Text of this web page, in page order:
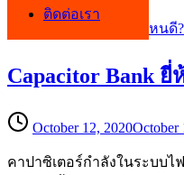
ติดต่อเรา
Capacitor Bank ยี่
October 12, 2020October
คาปาซิเตอร์กำลังในระบบ